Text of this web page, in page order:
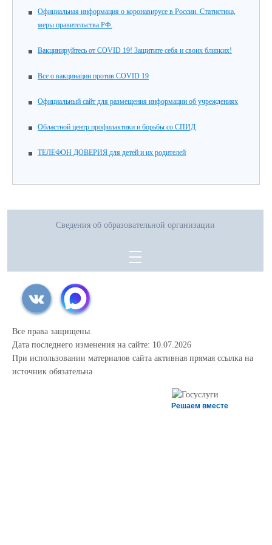
Официальная информация о коронавирусе в России. Статистика,
меры правительства РФ.
Вакцинируйтесь от COVID 19! Защитите себя и своих близких!
Все о вакцинации против COVID 19
Официальный сайт для размещения информации об учреждениях
Областной центр профилактики и борьбы со СПИД
ТЕЛЕФОН ДОВЕРИЯ для детей и их родителей
Сведения об образовательной организации
Все права защищены.
Дата последнего изменения на сайте: 10.07.2026
При использовании материалов сайта активная прямая ссылка на
источник обязательна
Решаем вместе